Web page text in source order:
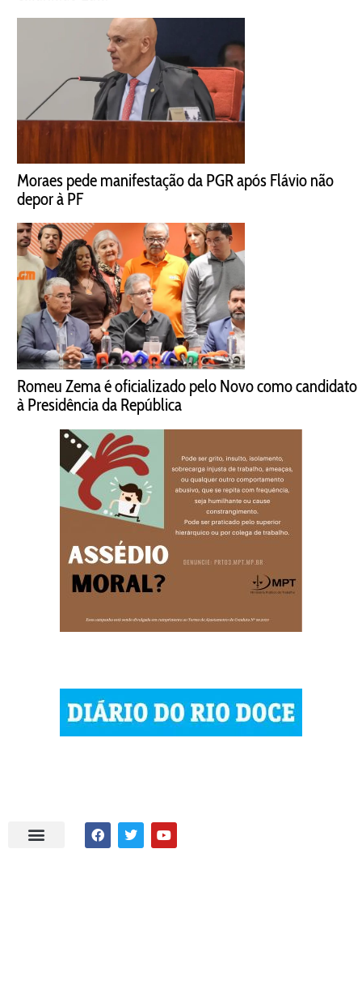
Moraes pede manifestação da PGR após Flávio não
depor à PF
Romeu Zema é oficializado pelo Novo como candidato
à Presidência da República